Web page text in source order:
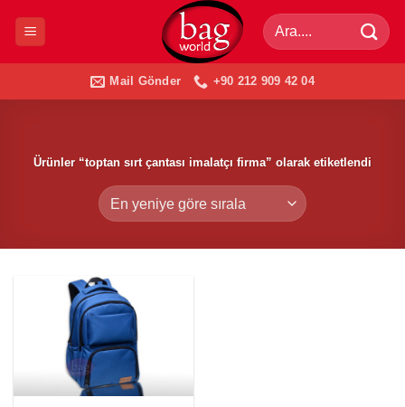
Ara:
Mail Gönder +90 212 909 42 04
Ürünler “toptan sırt çantası imalatçı firma” olarak etiketlendi